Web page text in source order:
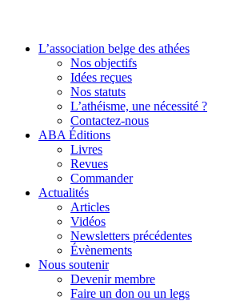
L’association belge des athées
Nos objectifs
Idées reçues
Nos statuts
L’athéisme, une nécessité ?
Contactez-nous
ABA Éditions
Livres
Revues
Commander
Actualités
Articles
Vidéos
Newsletters précédentes
Évènements
Nous soutenir
Devenir membre
Faire un don ou un legs